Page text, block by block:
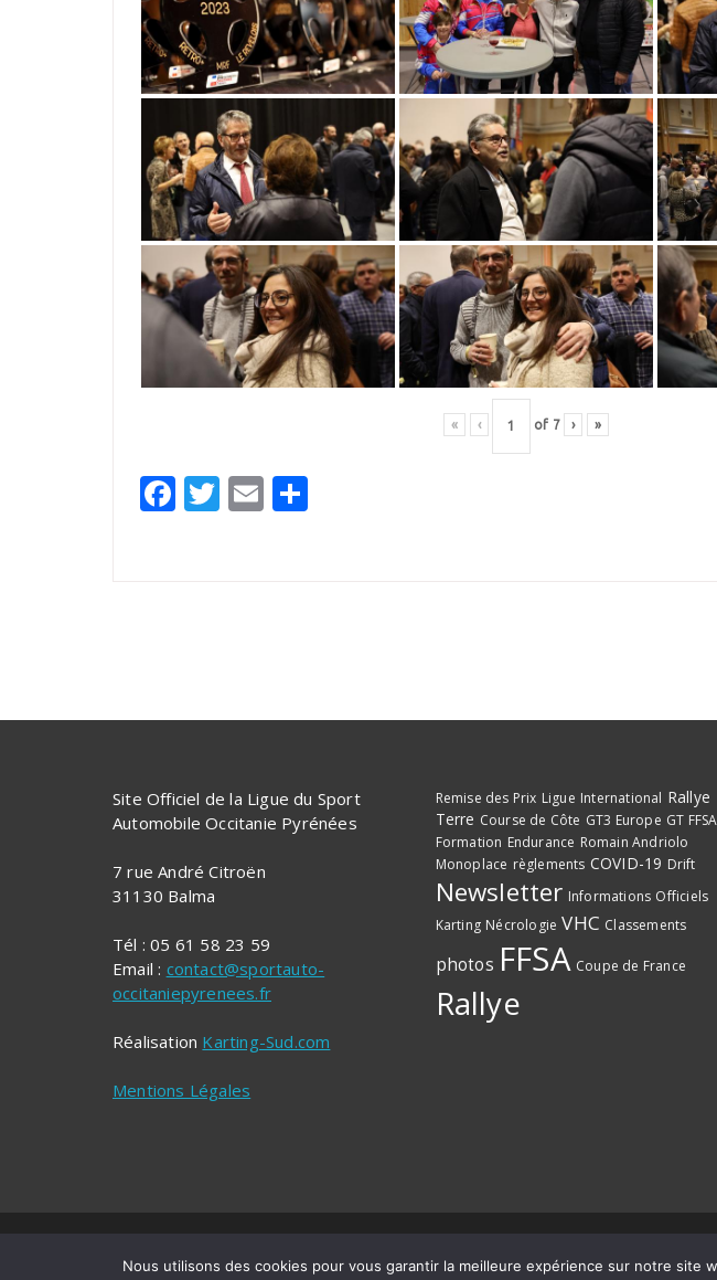
« ‹ of 7 › »
Facebook
Twitter
Email
Site Officiel de la Ligue du Sport
Automobile Occitanie Pyrénées
7 rue André Citroën
31130 Balma
Tél : 05 61 58 23 59
Email : contact@sportauto-
occitaniepyrenees.fr
Réalisation Karting-Sud.com
Mentions Légales
Remise des Prix Ligue International Rallye
Terre Course de Côte GT3 Europe GT FFSA
Formation Endurance Romain Andriolo
Monoplace règlements COVID-19 Drift
Newsletter Informations Officiels
Karting Nécrologie VHC Classements
photos FFSA Coupe de France
Rallye
Copyright © 2026 - Ligue du Sport Automobile Occitanie Pyrénées
Nous utilisons des cookies pour vous garantir la meilleure expérience sur notre